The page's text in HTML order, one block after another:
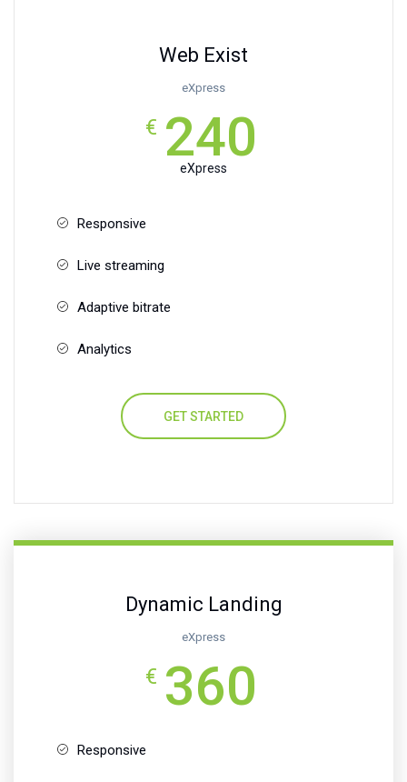
Web Exist
eXpress
€ 240
eXpress
Responsive
Live streaming
Adaptive bitrate
Analytics
GET STARTED
Dynamic Landing
eXpress
€ 360
Responsive